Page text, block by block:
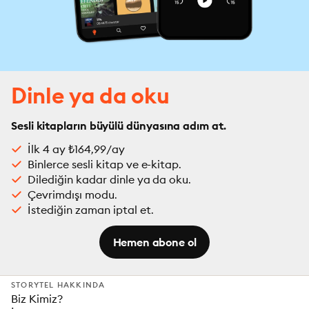
Dinle ya da oku
Sesli kitapların büyülü dünyasına adım at.
İlk 4 ay ₺164,99/ay
Binlerce sesli kitap ve e-kitap.
Dilediğin kadar dinle ya da oku.
Çevrimdışı modu.
İstediğin zaman iptal et.
Hemen abone ol
STORYTEL HAKKINDA
Biz Kimiz?